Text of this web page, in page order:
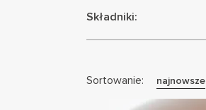
Składniki:
Sortowanie: najnowsze